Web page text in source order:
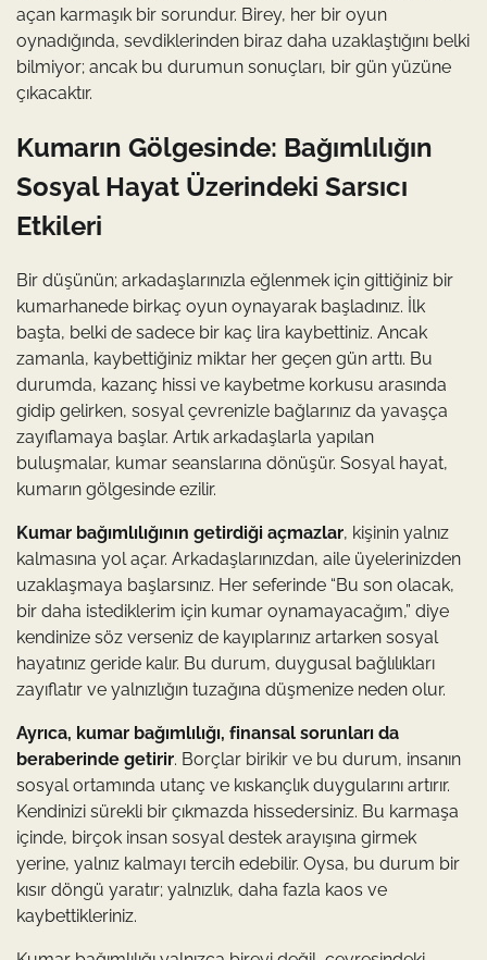
açan karmaşık bir sorundur. Birey, her bir oyun
oynadığında, sevdiklerinden biraz daha uzaklaştığını belki
bilmiyor; ancak bu durumun sonuçları, bir gün yüzüne
çıkacaktır.
Kumarın Gölgesinde: Bağımlılığın
Sosyal Hayat Üzerindeki Sarsıcı
Etkileri
Bir düşünün; arkadaşlarınızla eğlenmek için gittiğiniz bir
kumarhanede birkaç oyun oynayarak başladınız. İlk
başta, belki de sadece bir kaç lira kaybettiniz. Ancak
zamanla, kaybettiğiniz miktar her geçen gün arttı. Bu
durumda, kazanç hissi ve kaybetme korkusu arasında
gidip gelirken, sosyal çevrenizle bağlarınız da yavaşça
zayıflamaya başlar. Artık arkadaşlarla yapılan
buluşmalar, kumar seanslarına dönüşür. Sosyal hayat,
kumarın gölgesinde ezilir.
Kumar bağımlılığının getirdiği açmazlar, kişinin yalnız
kalmasına yol açar. Arkadaşlarınızdan, aile üyelerinizden
uzaklaşmaya başlarsınız. Her seferinde “Bu son olacak,
bir daha istediklerim için kumar oynamayacağım,” diye
kendinize söz verseniz de kayıplarınız artarken sosyal
hayatınız geride kalır. Bu durum, duygusal bağlılıkları
zayıflatır ve yalnızlığın tuzağına düşmenize neden olur.
Ayrıca, kumar bağımlılığı, finansal sorunları da
beraberinde getirir. Borçlar birikir ve bu durum, insanın
sosyal ortamında utanç ve kıskançlık duygularını artırır.
Kendinizi sürekli bir çıkmazda hissedersiniz. Bu karmaşa
içinde, birçok insan sosyal destek arayışına girmek
yerine, yalnız kalmayı tercih edebilir. Oysa, bu durum bir
kısır döngü yaratır; yalnızlık, daha fazla kaos ve
kaybettikleriniz.